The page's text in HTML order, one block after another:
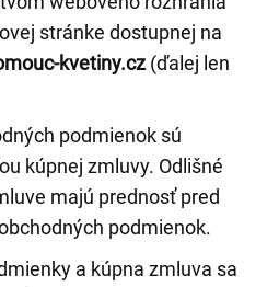
stránke dostupnej na
kvetiny.cz (ďalej len
podmienok sú
kúpnej zmluvy. Odlišné
majú prednosť pred
podmienok.
a kúpna zmluva sa